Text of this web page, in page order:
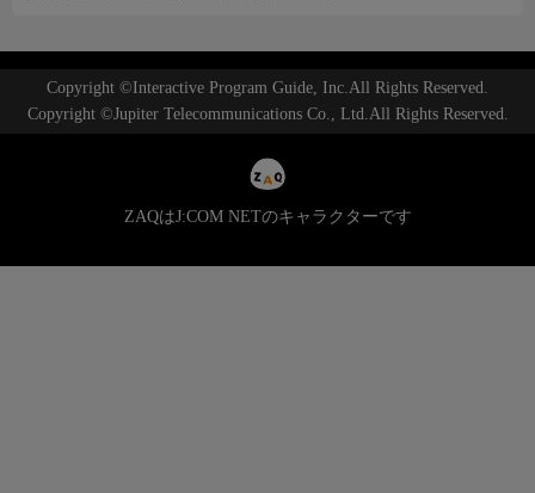
Copyright ©Interactive Program Guide, Inc.All Rights Reserved.
Copyright ©Jupiter Telecommunications Co., Ltd.All Rights Reserved.
ZAQはJ:COM NETのキャラクターです